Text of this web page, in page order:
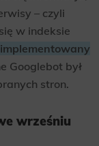
– czyli
w indeksie
Googlebot był
stron.
wrześniu